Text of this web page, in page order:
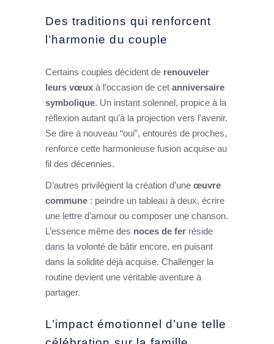
Des traditions qui renforcent
l’harmonie du couple
Certains couples décident de renouveler
leurs vœux à l’occasion de cet anniversaire
symbolique. Un instant solennel, propice à la
réflexion autant qu’à la projection vers l’avenir.
Se dire à nouveau “oui”, entourés de proches,
renforce cette harmonieuse fusion acquise au
fil des décennies.
D’autres privilégient la création d’une œuvre
commune : peindre un tableau à deux, écrire
une lettre d’amour ou composer une chanson.
L’essence même des noces de fer réside
dans la volonté de bâtir encore, en puisant
dans la solidité déjà acquise. Challenger la
routine devient une véritable aventure à
partager.
L’impact émotionnel d’une telle